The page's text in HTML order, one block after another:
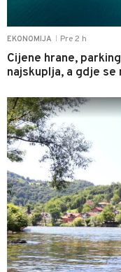
EKONOMIJA Pre 2 h
Cijene hrane,
najskuplja, a gdje